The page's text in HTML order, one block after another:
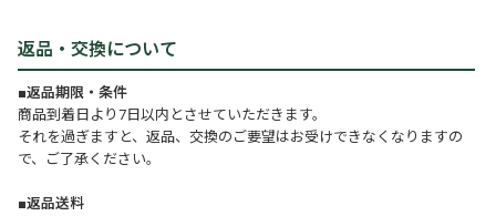
返品・交換について
■返品期限・条件
商品到着日より7日以内とさせていただきます。
それを過ぎますと、返品、交換のご要望はお受けできなくなりますの
で、ご了承ください。
■返品送料